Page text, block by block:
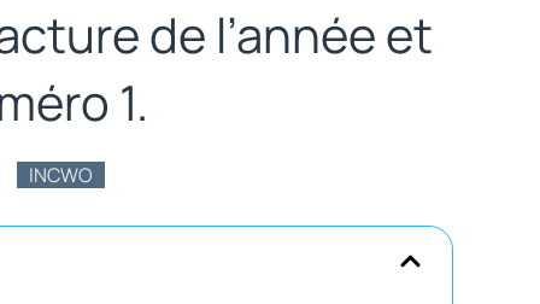
de l’année et
1.
INCWO